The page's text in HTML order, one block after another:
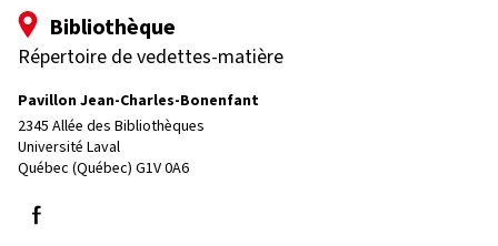
Bibliothèque
Répertoire de vedettes-matière
Pavillon Jean-Charles-Bonenfant
2345 Allée des Bibliothèques
Université Laval
Québec (Québec) G1V 0A6
Suivez-nous sur Facebook